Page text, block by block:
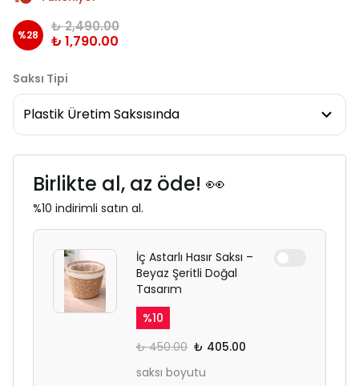
%28
₺ 2,490.00
₺ 1,790.00
Saksı Tipi
Birlikte al, az öde! 👀
%10 indirimli satın al.
İç Astarlı Hasır Saksı –
Beyaz Şeritli Doğal
Tasarım
%10
₺ 450.00 ₺ 405.00
saksı boyutu